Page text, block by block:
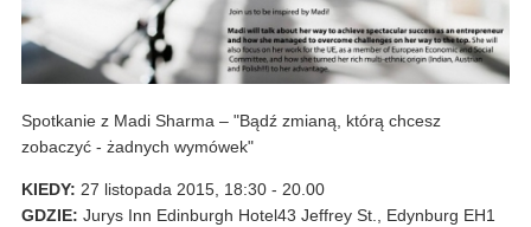
Spotkanie z Madi Sharma – "Bądź zmianą, którą chcesz
zobaczyć - żadnych wymówek"
KIEDY: 27 listopada 2015, 18:30 - 20.00
GDZIE: Jurys Inn Edinburgh Hotel43 Jeffrey St., Edynburg EH1